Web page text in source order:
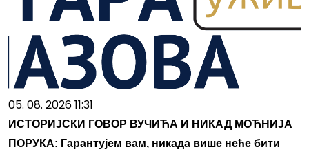
05. 08. 2026 11:31
ИСТОРИЈСКИ ГОВОР ВУЧИЋА И НИКАД МОЋНИЈА
ПОРУКА: Гарантујем вам, никада више неће бити